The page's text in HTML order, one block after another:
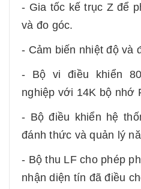
- Gia tốc kế trục Z để
và đo góc.
- Cảm biến nhiệt độ và
- Bộ vi điều khiển
nghiệp với 14K bộ nhớ
- Bộ điều khiển hệ
đánh thức và quản lý
- Bộ thu LF cho phép
nhận diện tín đã điều